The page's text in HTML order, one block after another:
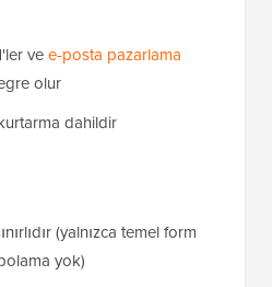
vee-posta pazarlama
olur
dahildir
(yalnızca temel form
yok)